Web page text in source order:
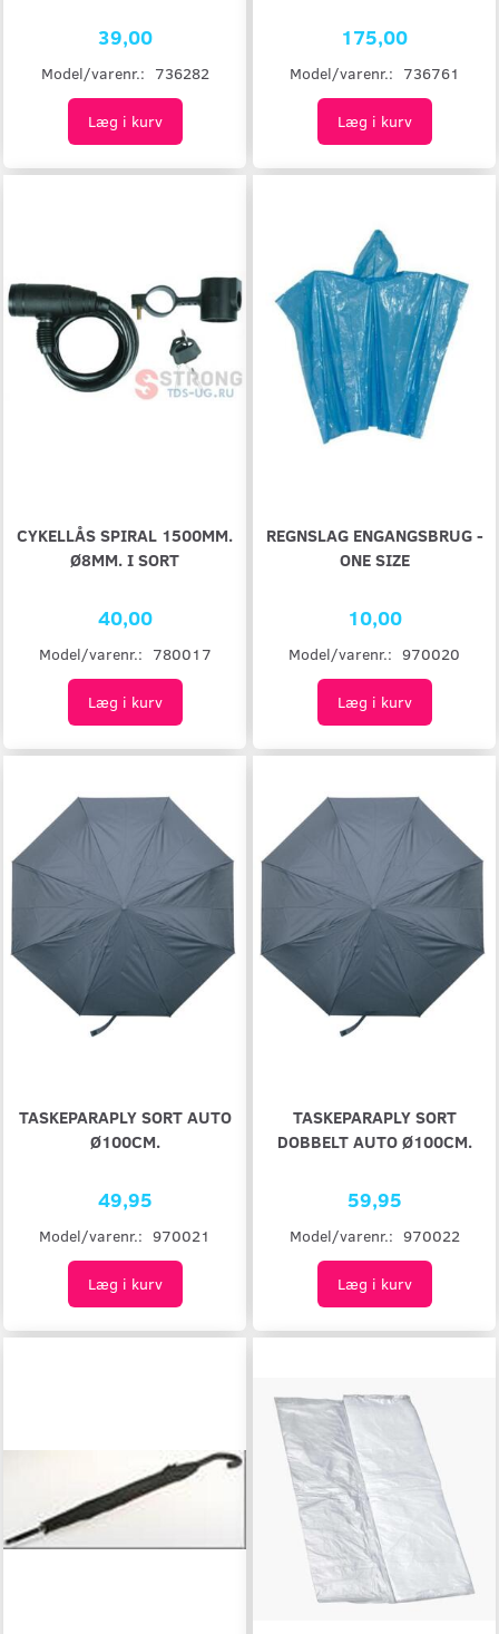
39,00
Model/varenr.: 736282
Læg i kurv
175,00
Model/varenr.: 736761
Læg i kurv
CYKELLÅS SPIRAL 1500MM.
Ø8MM. I SORT
40,00
Model/varenr.: 780017
Læg i kurv
REGNSLAG ENGANGSBRUG -
ONE SIZE
10,00
Model/varenr.: 970020
Læg i kurv
TASKEPARAPLY SORT AUTO
Ø100CM.
49,95
Model/varenr.: 970021
Læg i kurv
TASKEPARAPLY SORT
DOBBELT AUTO Ø100CM.
59,95
Model/varenr.: 970022
Læg i kurv